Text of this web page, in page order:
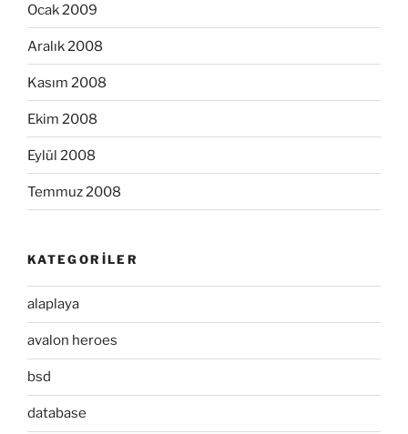
Ocak 2009
Aralık 2008
Kasım 2008
Ekim 2008
Eylül 2008
Temmuz 2008
KATEGORILER
alaplaya
avalon heroes
bsd
database